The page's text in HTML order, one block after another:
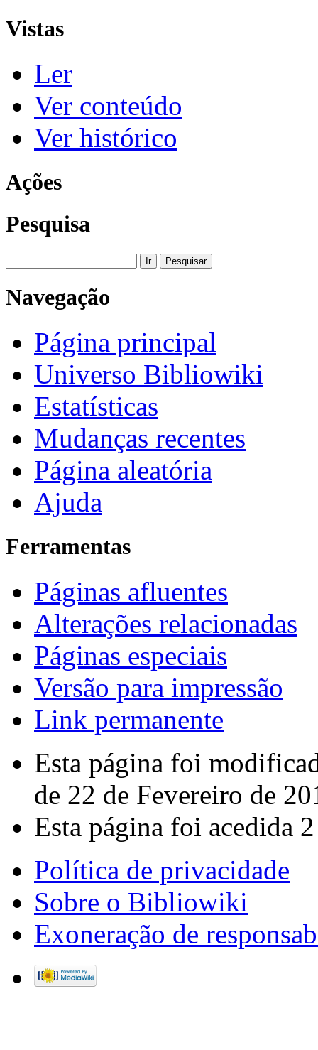
Vistas
Ler
Ver conteúdo
Ver histórico
Ações
Pesquisa
Navegação
Página principal
Universo Bibliowiki
Estatísticas
Mudanças recentes
Página aleatória
Ajuda
Ferramentas
Páginas afluentes
Alterações relacionadas
Páginas especiais
Versão para impressão
Link permanente
Esta página foi
de 22 de Fevereiro de
Esta página foi acedida
Política de privacidade
Sobre o Bibliowiki
Exoneração de